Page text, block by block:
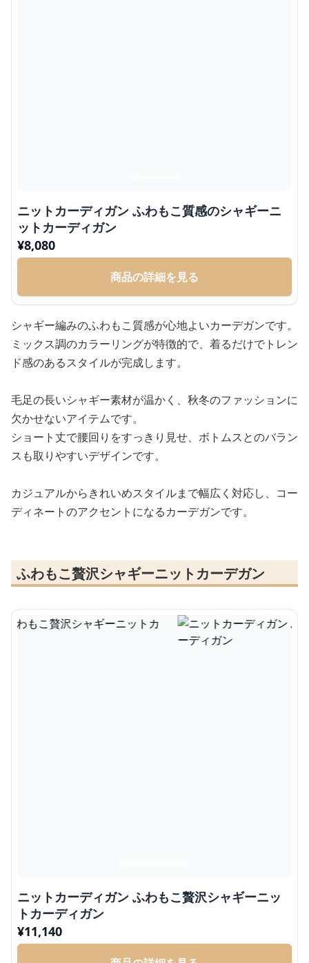
ニットカーディガン ふわもこ質感のシャギーニ
ットカーディガン
¥8,080
商品の詳細を見る
シャギー編みのふわもこ質感が心地よいカーデガンです。
ミックス調のカラーリングが特徴的で、着るだけでトレン
ド感のあるスタイルが完成します。
毛足の長いシャギー素材が温かく、秋冬のファッションに
欠かせないアイテムです。
ショート丈で腰回りをすっきり見せ、ボトムスとのバラン
スも取りやすいデザインです。
カジュアルからきれいめスタイルまで幅広く対応し、コー
ディネートのアクセントになるカーデガンです。
ふわもこ贅沢シャギーニットカーデガン
ニットカーディガン ふわもこ贅沢シャギーニッ
トカーディガン
¥11,140